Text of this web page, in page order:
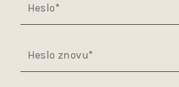
Heslo
Heslo znovu